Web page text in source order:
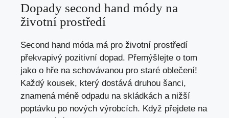
Dopady second hand ‍módy ​na ​
životní prostředí
Second⁣ hand móda má pro životní ‍prostředí
překvapivý ⁣pozitivní dopad. Přemýšlejte ⁣o⁣ tom⁤
jako o hře⁢ na schovávanou pro staré oblečení!
Každý kousek, který⁢ dostává druhou šanci,‌
znamená ​méně odpadu​ na skládkách a nižší
⁤poptávku po ⁢nových výrobcích. Když přejdete ‍na